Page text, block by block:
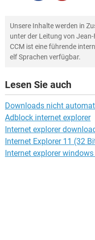
Unsere Inhalte werden in
unter der Leitung von
CCM ist eine führende
elf Sprachen verfügbar.
Lesen Sie auch
Downloads nicht
Adblock internet explorer
Internet explorer
Internet Explorer 11 (32
Internet explorer windows